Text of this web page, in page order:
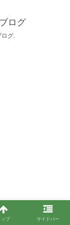
ログ
グ.
ップ サイドバー